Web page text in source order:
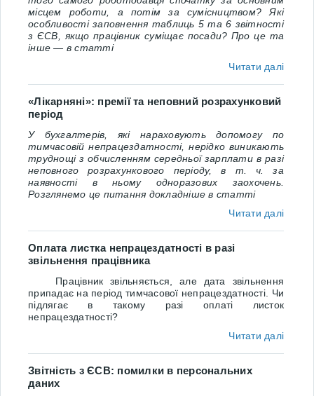
місцем роботи, а потім за сумісництвом? Які
особливості заповнення таблиць 5 та 6 звітності
з ЄCВ, якщо працівник суміщає посади? Про це та
інше — в статті
Читати далі
«Лікарняні»: премії та неповний розрахунковий
період
У бухгалтерів, які нараховують допомогу по
тимчасовій непрацездатності, нерідко виникають
труднощі з обчисленням середньої зарплати в разі
неповного розрахункового періоду, в т. ч. за
наявності в ньому одноразових заохочень.
Розглянемо це питання докладніше в статті
Читати далі
Оплата листка непрацездатності в разі
звільнення працівника
Працівник звільняється, але дата звільнення
припадає на період тимчасової непрацездатності. Чи
підлягає в такому разі оплаті листок
непрацездатності?
Читати далі
Звітність з ЄСВ: помилки в персональних
даних